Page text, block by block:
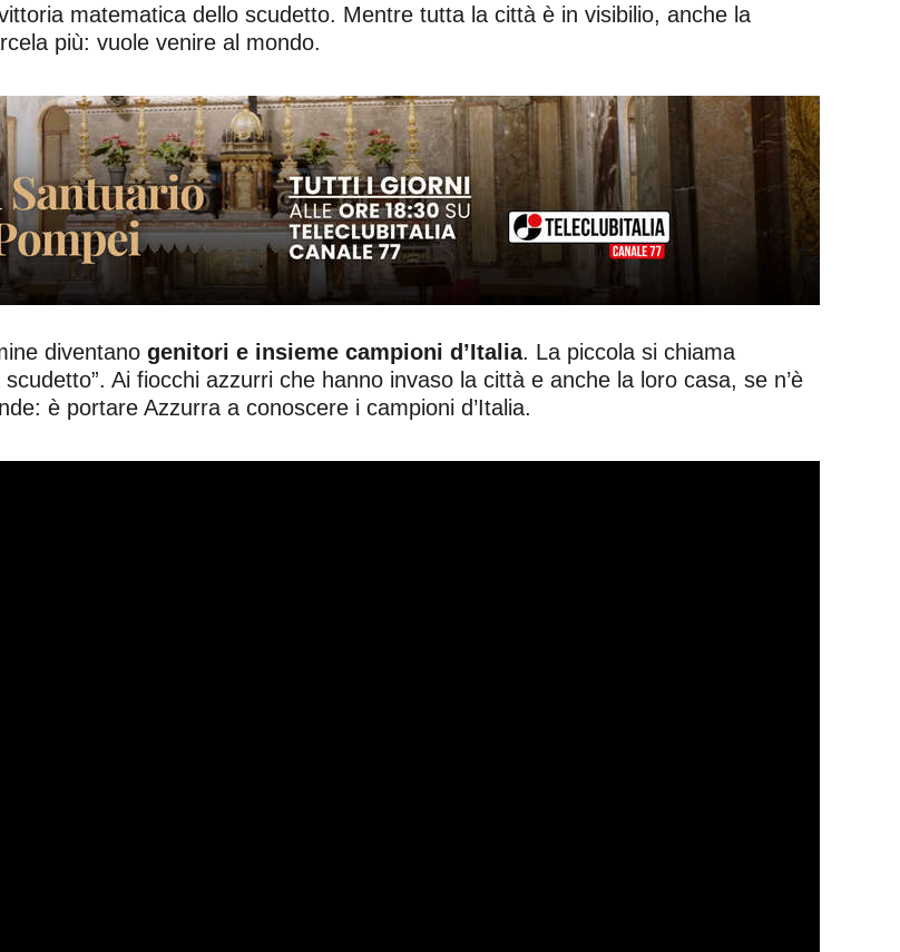
matematica dello scudetto. Mentre tutta la città è in visibilio, anche la
più: vuole venire al mondo.
diventano genitori e insieme campioni d’Italia. La piccola si chiama
Ai fiocchi azzurri che hanno invaso la città e anche la loro casa, se n’è
è portare Azzurra a conoscere i campioni d’Italia.